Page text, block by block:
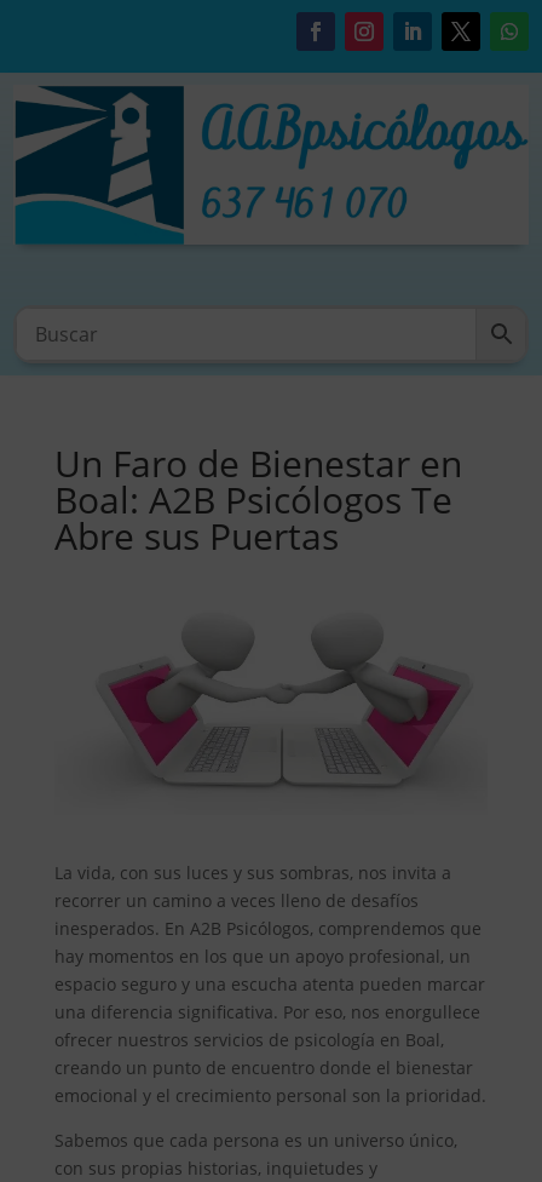
Un Faro de Bienestar en
Boal: A2B Psicólogos Te
Abre sus Puertas
La vida, con sus luces y sus sombras, nos invita a
recorrer un camino a veces lleno de desafíos
inesperados. En A2B Psicólogos, comprendemos que
hay momentos en los que un apoyo profesional, un
espacio seguro y una escucha atenta pueden marcar
una diferencia significativa. Por eso, nos enorgullece
ofrecer nuestros servicios de psicología en Boal,
creando un punto de encuentro donde el bienestar
emocional y el crecimiento personal son la prioridad.
Sabemos que cada persona es un universo único,
con sus propias historias, inquietudes y